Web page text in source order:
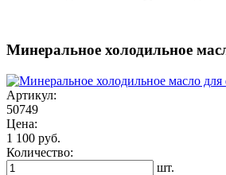
Минеральное холодильное
Артикул:
50749
Цена:
1 100 руб.
Количество:
шт.